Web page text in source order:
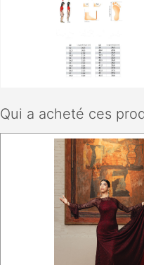
Qui a acheté ces